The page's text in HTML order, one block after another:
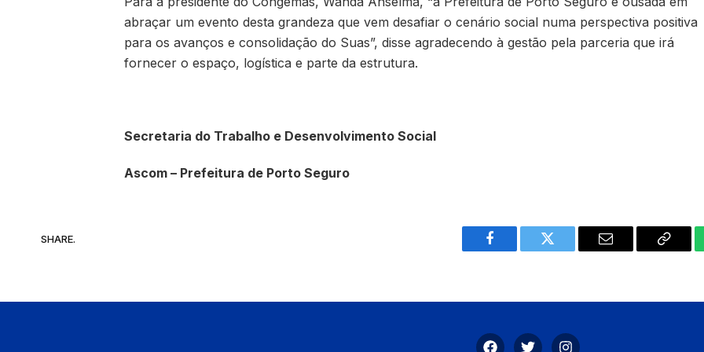
abraçar um evento desta grandeza que vem desafiar o cenário social numa perspectiva positiva
para os avanços e consolidação do Suas”, disse agradecendo à gestão pela parceria que irá
fornecer o espaço, logística e parte da estrutura.
Secretaria do Trabalho e Desenvolvimento Social
Ascom – Prefeitura de Porto Seguro
SHARE.
Facebook Twitter Email
Copy